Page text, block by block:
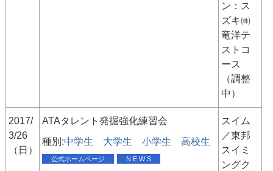
ン：ス
ズキ㈱
竜洋テ
ストコ
ース
（調整
中）
2017/
3/26
（日）
ATAタレント発掘強化練習会
種別:中学生 大学生 小学生 高校生
公式ホームページ N E W S
スイム
／東邦
スイミ
ングク